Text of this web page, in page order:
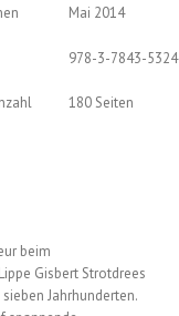
Mai 2014
978-3-7843-
180 Seiten
beim
Gisbert Strotdrees
Jahrhunderten.